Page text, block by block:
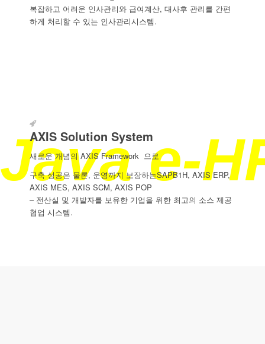
스마트한
Java e-
복잡하고 어려운 인사관리와 급여계산, 대사후 관리를 간편
하게 처리할 수 있는 인사관리시스템.
AXIS Solution System
새로운 개념의 AXIS Framework 으로
구축 성공은 물론, 운영까지 보장하는SAPB1H, AXIS ERP,
AXIS MES, AXIS SCM, AXIS POP
– 전산실 및 개발자를 보유한 기업을 위한 최고의 소스 제공
협업 시스템.